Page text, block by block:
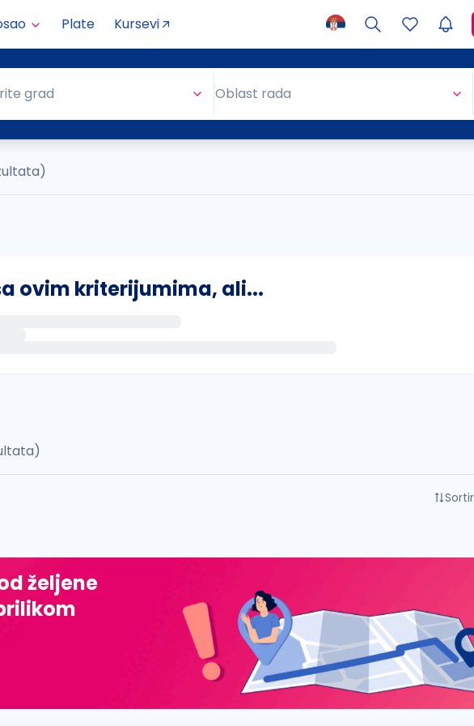
Plate Kursevi
grad Oblast rada
ovim kriterijumima, ali...
đ, ž, dž)
željene